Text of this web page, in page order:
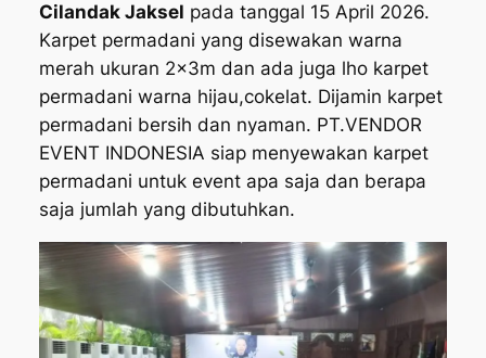
Cilandak Jaksel pada tanggal 15 April 2026.
Karpet permadani yang disewakan warna
merah ukuran 2x3m dan ada juga lho karpet
permadani warna hijau,cokelat. Dijamin karpet
permadani bersih dan nyaman. PT.VENDOR
EVENT INDONESIA siap menyewakan karpet
permadani untuk event apa saja dan berapa
saja jumlah yang dibutuhkan.